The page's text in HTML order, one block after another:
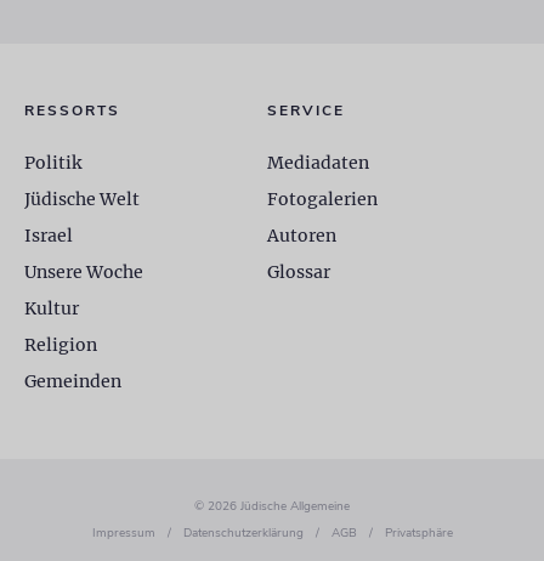
RESSORTS
Politik
Jüdische Welt
Israel
Unsere Woche
Kultur
Religion
Gemeinden
SERVICE
Mediadaten
Fotogalerien
Autoren
Glossar
© 2026 Jüdische Allgemeine
Impressum
/ Datenschutzerklärung / AGB / Privatsphäre